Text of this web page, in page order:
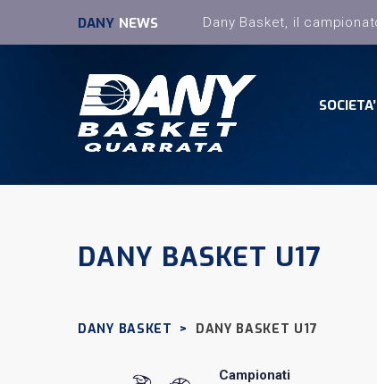
DANY NEWS
SOCIETA’
DANY BASKET U17
DANY BASKET > DANY BASKET U17
Campionati